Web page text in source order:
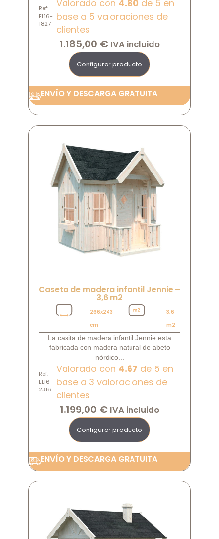
Ref:
EL16-
1827
Valorado con 4.80 de 5 en
base a 5 valoraciones de
clientes
1.185,00 € IVA incluido
Configurar producto
ENVÍO Y DESCARGA GRATUITA
Caseta de madera infantil Jennie –
3,6 m2
266x243
cm
3,6
m2
La casita de madera infantil Jennie esta
fabricada con madera natural de abeto
nórdico...
Ref:
EL16-
2316
Valorado con 4.67 de 5 en
base a 3 valoraciones de
clientes
1.199,00 € IVA incluido
Configurar producto
ENVÍO Y DESCARGA GRATUITA